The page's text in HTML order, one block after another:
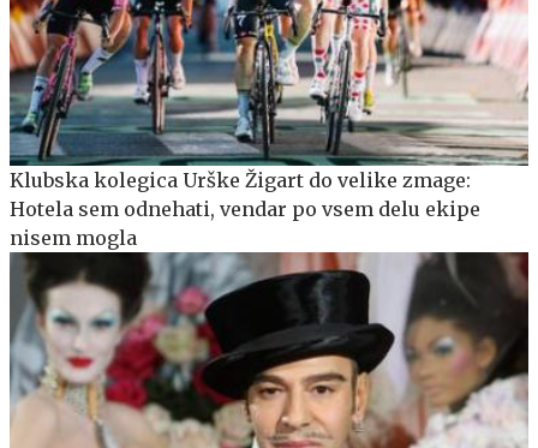
Klubska kolegica Urške Žigart do velike zmage:
Hotela sem odnehati, vendar po vsem delu ekipe
nisem mogla